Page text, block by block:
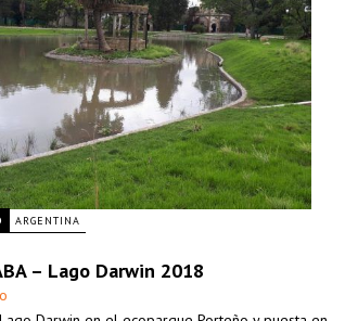
ARGENTINA
– Lago Darwin 2018